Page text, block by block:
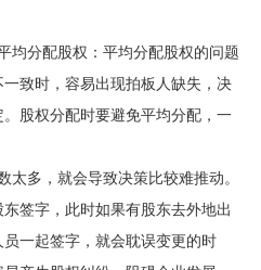
均分配股权：平均分配股权的问题
致时，容易出现拍板人缺失，决
股权分配时要避免平均分配，一
太多，就会导致决策比较难推动。
签字，此时如果有股东去外地出
一起签字，就会耽误变更的时